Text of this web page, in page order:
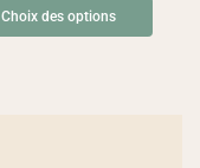
Choix des options